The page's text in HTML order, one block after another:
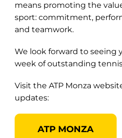
means promoting the
sport: commitment,
and teamwork.
We look forward to seeing
week of outstanding
Visit the ATP Monza
updates:
ATP MONZA